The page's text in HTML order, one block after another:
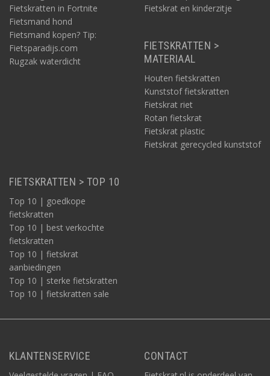
Fietskratten in Fortnite
Fietsmand hond
Fietsmand kopen? Tip:
Fietsparadijs.com
Rugzak waterdicht
Fietskrat en kinderzitje
FIETSKRATTEN >
MATERIAAL
Houten fietskratten
Kunststof fietskratten
Fietskrat riet
Rotan fietskrat
Fietskrat plastic
Fietskrat gerecycled kunststof
FIETSKRATTEN > TOP 10
Top 10 | goedkope
fietskratten
Top 10 | best verkochte
fietskratten
Top 10 | fietskrat
aanbiedingen
Top 10 | sterke fietskratten
Top 10 | fietskratten sale
KLANTENSERVICE CONTACT